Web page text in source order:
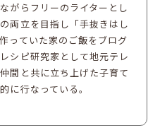
がらフリーのライターとし
両立を目指し「手抜きはし
っていた家のご飯をブログ
シピ研究家として地元テレ
間と共に立ち上げた子育て
に行なっている。